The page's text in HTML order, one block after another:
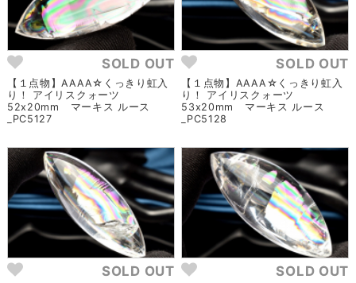
SOLD OUT
【１点物】AAAA☆くっきり虹入
り！ アイリスクォーツ
52x20mm マーキス ルース
_PC5127
SOLD OUT
【１点物】AAAA☆くっきり虹入
り！ アイリスクォーツ
53x20mm マーキス ルース
_PC5128
SOLD OUT SOLD OUT